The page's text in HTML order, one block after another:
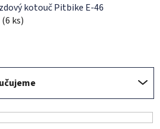
kotouč Pitbike E-46
(6 ks)